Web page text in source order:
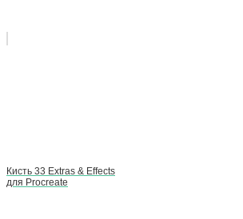
Кисть 33 Extras & Effects
для Procreate